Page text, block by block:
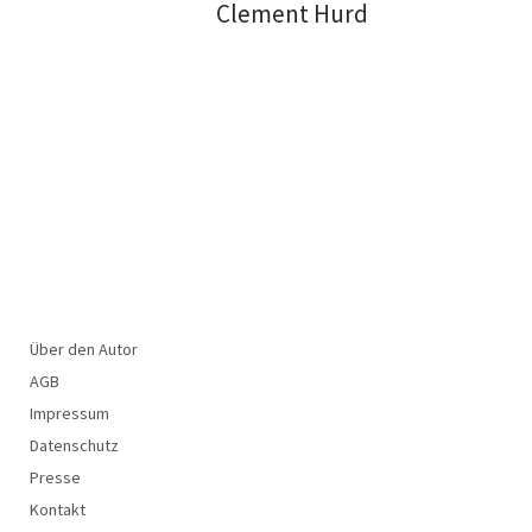
Clement Hurd
Über den Autor
AGB
Impressum
Datenschutz
Presse
Kontakt